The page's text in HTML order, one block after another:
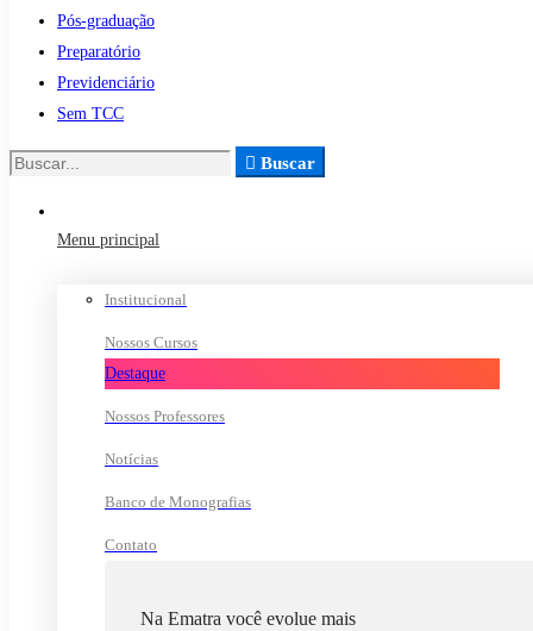
Pós-graduação
Preparatório
Previdenciário
Sem TCC
Buscar
Buscar
Menu principal
Institucional
Nossos Cursos
Destaque
Nossos Professores
Notícias
Banco de Monografias
Contato
Na Ematra você evolue mais